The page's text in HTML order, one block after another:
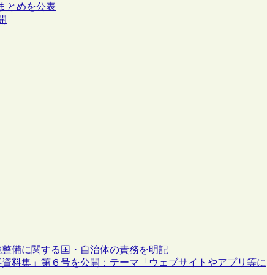
とめを公表
備に関する国・自治体の責務を明記
料集」第６号を公開：テーマ「ウェブサイトやアプリ等に